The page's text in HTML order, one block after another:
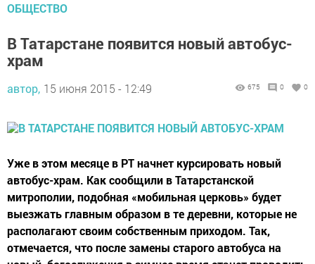
ОБЩЕСТВО
В Татарстане появится новый автобус-
храм
автор, 15 июня 2015 - 12:49 675 0 0
Уже в этом месяце в РТ начнет курсировать новый
автобус-храм. Как сообщили в Татарстанской
митрополии, подобная «мобильная церковь» будет
выезжать главным образом в те деревни, которые не
располагают своим собственным приходом. Так,
отмечается, что после замены старого автобуса на